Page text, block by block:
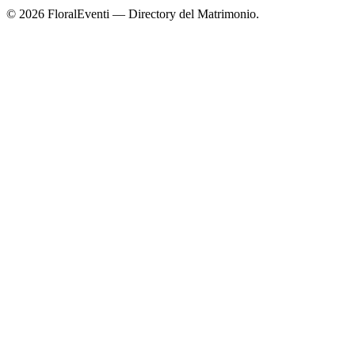
© 2026 FloralEventi — Directory del Matrimonio.